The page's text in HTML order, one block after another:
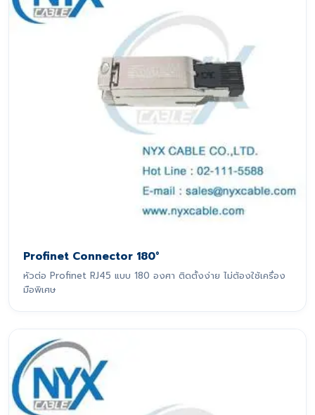
Profinet Connector 180°
หัวต่อ Profinet RJ45 แบบ 180 องศา ติดตั้งง่าย ไม่ต้องใช้เครื่อง
มือพิเศษ